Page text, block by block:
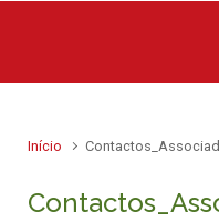
Início